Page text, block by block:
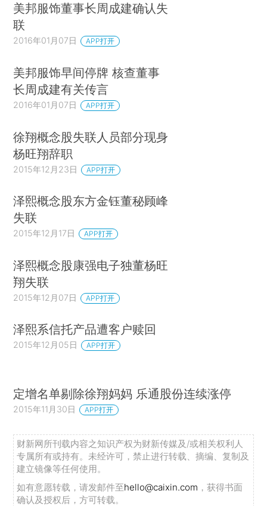
美邦服饰董事长周成建确认失
联
2016年01月07日 APP打开
美邦服饰早间停牌 核查董事
长周成建有关传言
2016年01月07日 APP打开
徐翔概念股失联人员部分现身
杨旺翔辞职
2015年12月23日 APP打开
泽熙概念股东方金钰董秘顾峰
失联
2015年12月17日 APP打开
泽熙概念股康强电子独董杨旺
翔失联
2015年12月07日 APP打开
泽熙系信托产品遭客户赎回
2015年12月05日 APP打开
定增名单剔除徐翔妈妈 乐通股份连续涨停
2015年11月30日 APP打开
财新网所刊载内容之知识产权为财新传媒及/或相关权利人
专属所有或持有。未经许可，禁止进行转载、摘编、复制及
建立镜像等任何使用。
如有意愿转载，请发邮件至hello@caixin.com ，获得书面
确认及授权后，方可转载。